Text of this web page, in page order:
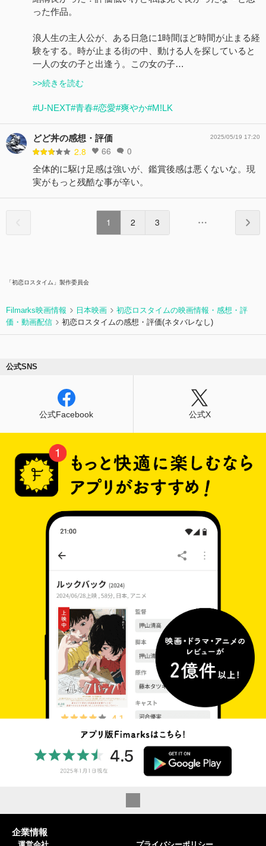
った作品。
浪人生の主人公が、ある日急に1時間ほど時間が止まる経
験をする。時が止まる街の中、動ける人を探していると
一人の女の子と出逢う。この女の子…
>>続きを読む
#U-NEXT#青春#恋愛#爽やか#M!LK
どど丼の感想・評価
2.8 66 0
2025/05/19 17:20
全体的に駆け足感は強いが、鑑賞後感は悪くないな。現
実がもっと残酷な事が辛い。
1 2 3
「初恋ロスタイム」製作委員会
Filmarks映画情報 日本映画
初恋ロスタイムの映画情報・感想・評
価・動画配信
初恋ロスタイムの感想・評価(ネタバレなし)
公式SNS
公式Facebook 公式X
企業情報